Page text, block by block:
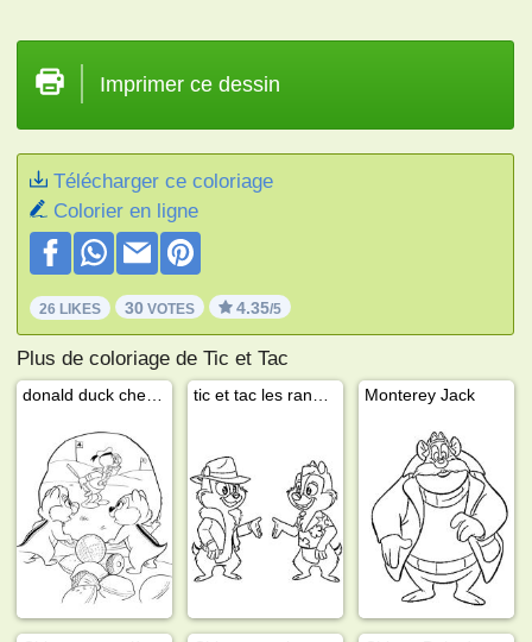
Imprimer ce dessin
Télécharger ce coloriage
Colorier en ligne
26 LIKES 30 VOTES 4.35/5
Plus de coloriage de Tic et Tac
Monterey Jack